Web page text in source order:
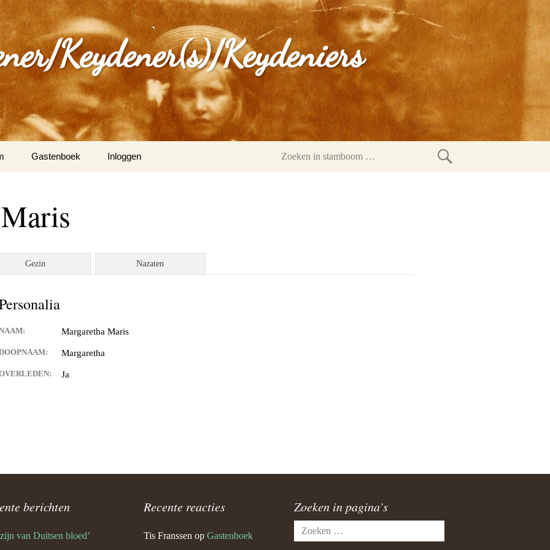
Keydener(s)/Keydeniers
en Tina Vleugels
(Wittem)
en Louisa Sintzen
en Anneke Spaaij
en Trine Van
Keijdener en Riet Jansen
Gastenboek
Inloggen
Zoeken
Gezin Nazaten
Margaretha Maris
Margaretha
Ja
berichten
van Duitsen bloed’
Recente reacties
Tis Franssen op Gastenboek
Zoeken in pagina’s
Zoeken
naar: